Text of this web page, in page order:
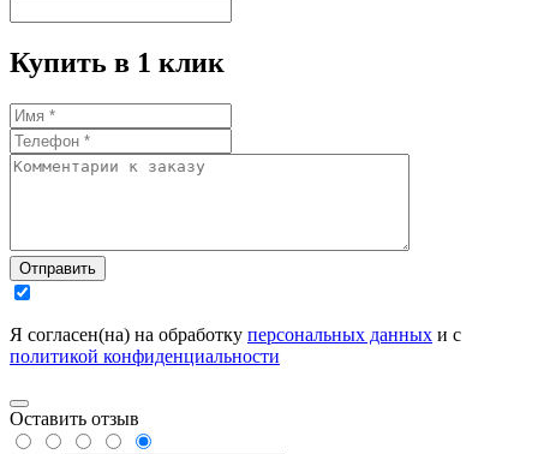
Купить в 1 клик
Отправить
Я согласен(на) на обработку персональных данных и с
политикой конфиденциальности
Оставить отзыв